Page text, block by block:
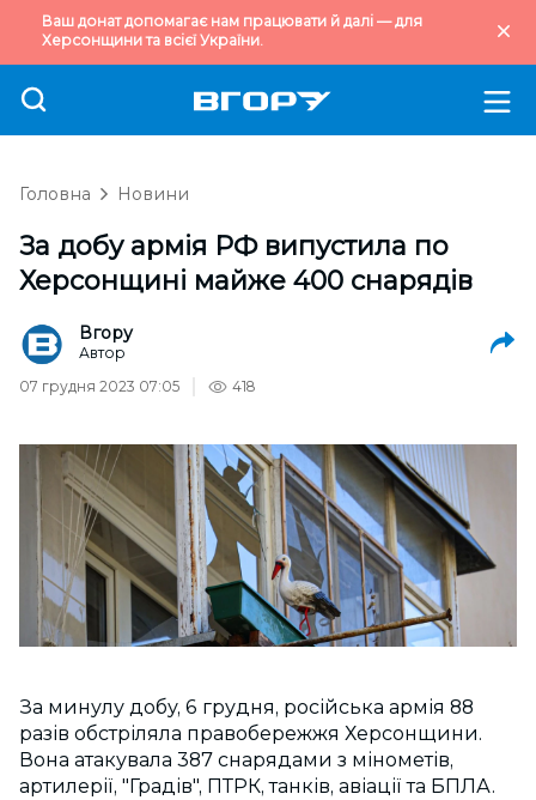
Ваш донат допомагає нам працювати й далі — для
Херсонщини та всієї України.
Головна Новини
За добу армія РФ випустила по
Херсонщині майже 400 снарядів
Вгору
Автор
07 грудня 2023 07:05
418
За минулу добу, 6 грудня, російська армія 88
разів обстріляла правобережжя Херсонщини.
Вона атакувала 387 снарядами з мінометів,
артилерії, "Градів", ПТРК, танків, авіації та БПЛА.